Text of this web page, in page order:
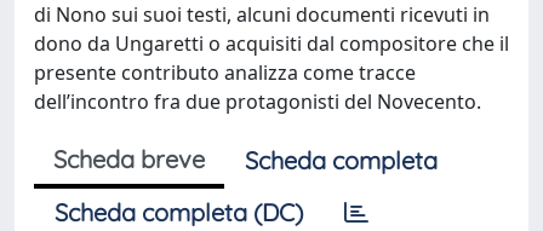
di Nono sui suoi testi, alcuni documenti ricevuti in
dono da Ungaretti o acquisiti dal compositore che il
presente contributo analizza come tracce
dell’incontro fra due protagonisti del Novecento.
Scheda breve
Scheda completa
Scheda completa (DC)